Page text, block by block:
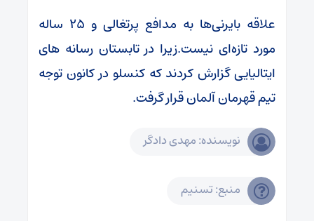
علاقه بایرنی‌ها به مدافع پرتغالی و 25 ساله
مورد تازه‌ای نیست.زیرا در تابستان رسانه های
ایتالیایی گزارش کردند که کنسلو در کانون توجه
تیم قهرمان آلمان قرار گرفت.
نویسنده: مهدی دادگر
منبع: تسنیم